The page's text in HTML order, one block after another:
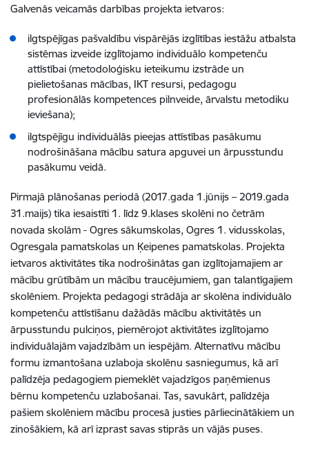
Galvenās veicamās darbības projekta ietvaros:
ilgtspējīgas pašvaldību vispārējās izglītības iestāžu atbalsta
sistēmas izveide izglītojamo individuālo kompetenču
attīstībai (metodoloģisku ieteikumu izstrāde un
pielietošanas mācības, IKT resursi, pedagogu
profesionālās kompetences pilnveide, ārvalstu metodiku
ieviešana);
ilgtspējīgu individuālās pieejas attīstības pasākumu
nodrošināšana mācību satura apguvei un ārpusstundu
pasākumu veidā.
Pirmajā plānošanas periodā (2017.gada 1.jūnijs – 2019.gada
31.maijs) tika iesaistīti 1. līdz 9.klases skolēni no četrām
novada skolām - Ogres sākumskolas, Ogres 1. vidusskolas,
Ogresgala pamatskolas un Ķeipenes pamatskolas. Projekta
ietvaros aktivitātes tika nodrošinātas gan izglītojamajiem ar
mācību grūtībām un mācību traucējumiem, gan talantīgajiem
skolēniem. Projekta pedagogi strādāja ar skolēna individuālo
kompetenču attīstīšanu dažādās mācību aktivitātēs un
ārpusstundu pulciņos, piemērojot aktivitātes izglītojamo
individuālajām vajadzībām un iespējām. Alternatīvu mācību
formu izmantošana uzlaboja skolēnu sasniegumus, kā arī
palīdzēja pedagogiem piemeklēt vajadzīgos paņēmienus
bērnu kompetenču uzlabošanai. Tas, savukārt, palīdzēja
pašiem skolēniem mācību procesā justies pārliecinātākiem un
zinošākiem, kā arī izprast savas stiprās un vājās puses.